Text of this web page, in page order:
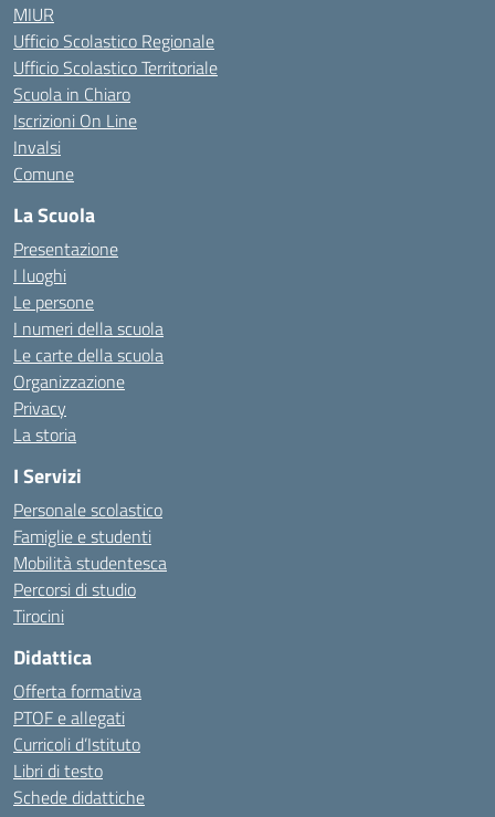
MIUR
Ufficio Scolastico Regionale
Ufficio Scolastico Territoriale
Scuola in Chiaro
Iscrizioni On Line
Invalsi
Comune
La Scuola
Presentazione
I luoghi
Le persone
I numeri della scuola
Le carte della scuola
Organizzazione
Privacy
La storia
I Servizi
Personale scolastico
Famiglie e studenti
Mobilità studentesca
Percorsi di studio
Tirocini
Didattica
Offerta formativa
PTOF e allegati
Curricoli d’Istituto
Libri di testo
Schede didattiche